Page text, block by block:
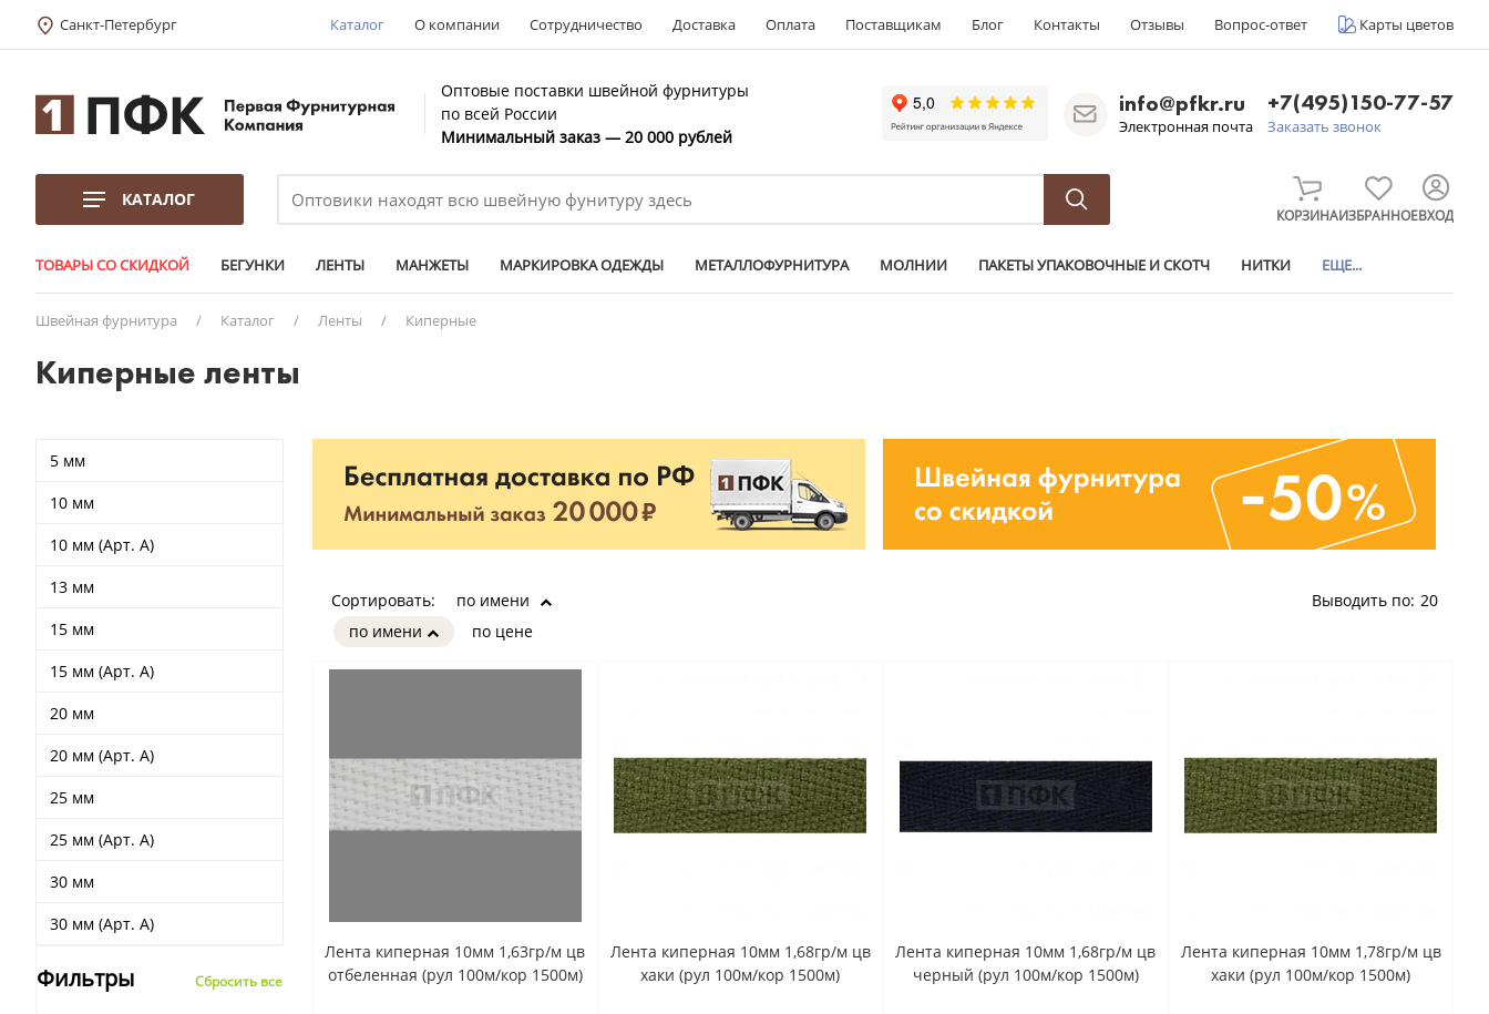
Санкт-Петербург Каталог О компании Сотрудничество Доставка Оплата Поставщикам Блог Контакты Отзывы Вопрос-ответ Карты цветов
Оптовые поставки швейной фурнитуры
по всей России
Минимальный заказ — 20 000 рублей
info@pfkr.ru
Электронная почта
+7(495)150-77-57
Заказать звонок
КАТАЛОГ
КОРЗИНАИЗБРАННОЕВХОД
ТОВАРЫ СО СКИДКОЙ БЕГУНКИ ЛЕНТЫ МАНЖЕТЫ МАРКИРОВКА ОДЕЖДЫ МЕТАЛЛОФУРНИТУРА МОЛНИИ ПАКЕТЫ УПАКОВОЧНЫЕ И СКОТЧ НИТКИ ЕЩЕ...
Швейная фурнитура / Каталог / Ленты / Киперные
Киперные ленты
5 мм
10 мм
10 мм (Арт. А)
13 мм
15 мм
15 мм (Арт. А)
20 мм
20 мм (Арт. А)
25 мм
25 мм (Арт. А)
30 мм
30 мм (Арт. А)
Фильтры Сбросить все
Сортировать:
по имени
по цене
по имени Выводить по: 20
Лента киперная 10мм 1,63гр/м цв
отбеленная (рул 100м/кор 1500м)
Лента киперная 10мм 1,68гр/м цв
хаки (рул 100м/кор 1500м)
Лента киперная 10мм 1,68гр/м цв
черный (рул 100м/кор 1500м)
Лента киперная 10мм 1,78гр/м цв
хаки (рул 100м/кор 1500м)